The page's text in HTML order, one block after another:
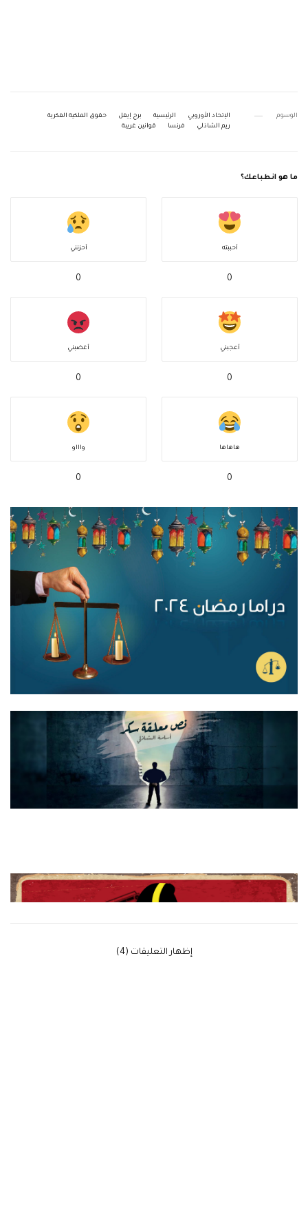
الوسوم الإتحاد الأوروبي الرئيسية برج إيفل
حقوق الملكية الفكرية
ريم الشاذلي
فرنسا قوانين غريبة
ما هو انطباعك؟
أحببته
0
أحزنني
0
أعجبني
0
أغضبني
0
هاهاها
0
واااو
0
‫إظهار التعليقات (4)